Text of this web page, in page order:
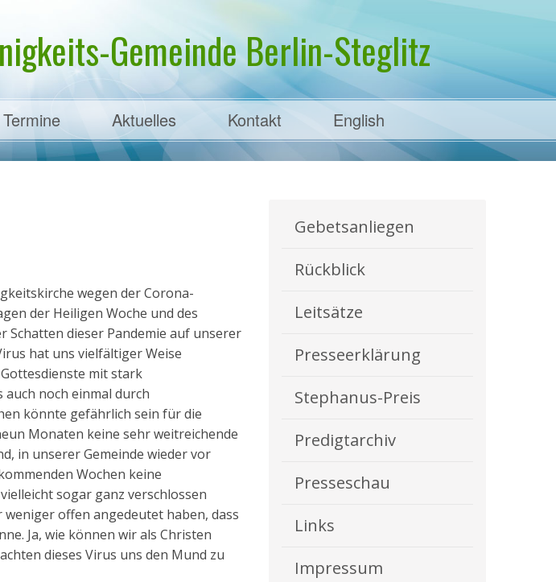
Gemeinde Berlin-Steglitz
Termine Aktuelles Kontakt English
wegen der Corona-
der Heiligen Woche und des
dieser Pandemie auf unserer
hat uns vielfältiger Weise
mit stark
noch einmal durch
könnte gefährlich sein für die
Monaten keine sehr weitreichende
in unserer Gemeinde wieder vor
Wochen keine
sogar ganz verschlossen
offen angedeutet haben, dass
Ja, wie können wir als Christen
dieses Virus uns den Mund zu
Gebetsanliegen
Rückblick
Leitsätze
Presseerklärung
Stephanus-Preis
Predigtarchiv
Presseschau
Links
Impressum